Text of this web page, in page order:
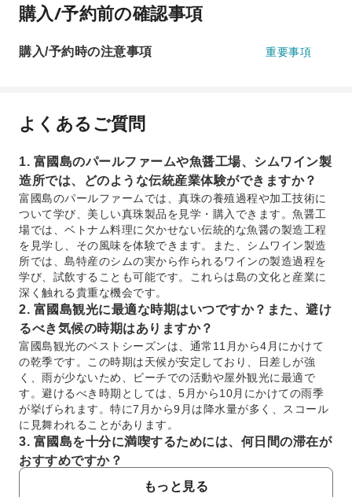
購入/予約前の確認事項
購入/予約時の注意事項 重要事項
よくあるご質問
1. 富國島のパールファームや魚醤工場、シムワイン製
造所では、どのような伝統産業体験ができますか？
富國島のパールファームでは、真珠の養殖過程や加工技術に
ついて学び、美しい真珠製品を見学・購入できます。魚醤工
場では、ベトナム料理に欠かせない伝統的な魚醤の製造工程
を見学し、その風味を体験できます。また、シムワイン製造
所では、島特産のシムの実から作られるワインの製造過程を
学び、試飲することも可能です。これらは島の文化と産業に
深く触れる貴重な機会です。
2. 富國島観光に最適な時期はいつですか？また、避け
るべき気候の時期はありますか？
富國島観光のベストシーズンは、通常11月から4月にかけて
の乾季です。この時期は天候が安定しており、日差しが強
く、雨が少ないため、ビーチでの活動や屋外観光に最適で
す。避けるべき時期としては、5月から10月にかけての雨季
が挙げられます。特に7月から9月は降水量が多く、スコール
に見舞われることがあります。
3. 富國島を十分に満喫するためには、何日間の滞在が
おすすめですか？
富國島を十分に満喫し、主要な見どころやアクティビティを
体験するには、一般的に3日から5日間の滞在がおすすめで
もっと見る